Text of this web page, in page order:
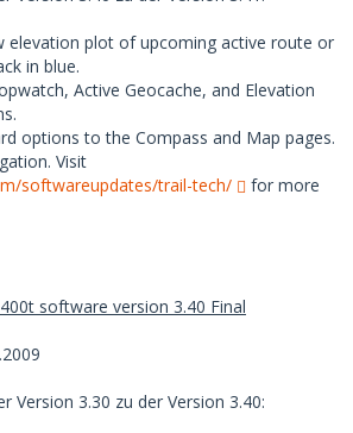
elevation plot of upcoming active route or
in blue.
Active Geocache, and Elevation
options to the Compass and Map pages.
Visit
softwareupdates/trail-tech/
for more
software version 3.40 Final
Version 3.30 zu der Version 3.40: